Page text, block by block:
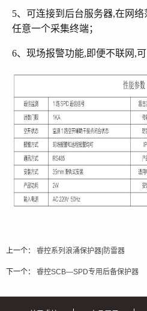
5、可连接到后台服务器,在网
任意一个采集终端；
6、现场报警功能,即便不联网,
上一个： 睿控系列浪涌保护器|防雷器
下一个： 睿控SCB—SPD专用后备保护器